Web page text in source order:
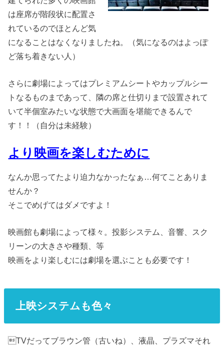
は座席が階段状に配置さ
れているのでほとんど気
になることはなくなりましたね。（気になるのはよっぽ
ど落ち着きない人）
さらに劇場によってはプレミアムシートやカップルシー
トなるものまであって、隣の席と仕切りまで設置されて
いて半個室みたいな状態で大画面を堪能できるんで
す！！（自分は未経験）
より映画を楽しむために
なんか思ってたより迫力なかったなぁ…何てことありま
せんか？
そこでめげてはダメですよ！
映画館も劇場によって様々。投影システム、音響、スク
リーンの大きさや種類、等
映画をより楽しむには劇場を選ぶことも必要です！
上映システムも色々
TVだってブラウン管（古いね）、液晶、プラズマそれ